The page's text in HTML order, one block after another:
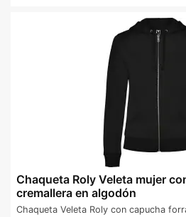
Chaqueta Roly Veleta mujer
cremallera en algodón
Chaqueta Veleta Roly con capucha